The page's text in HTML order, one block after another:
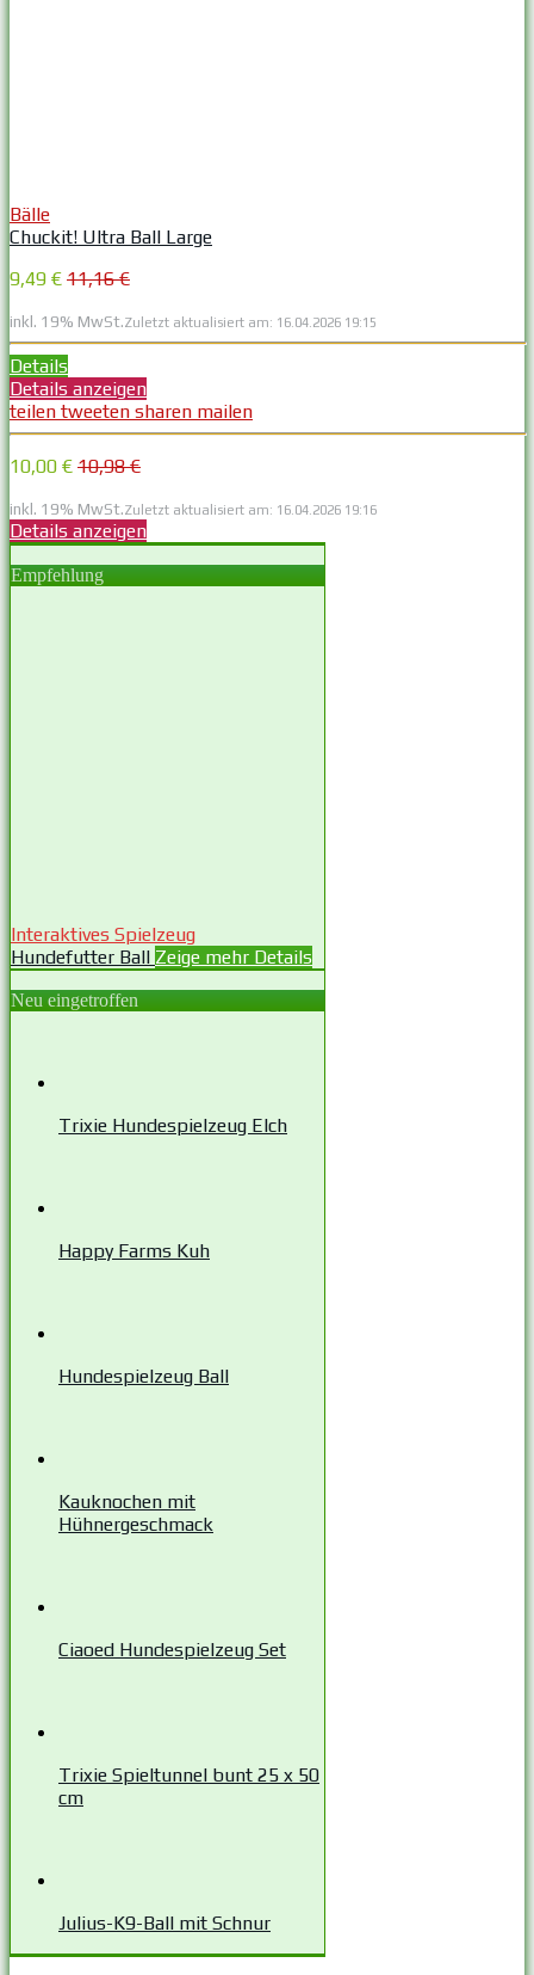
Bälle
Chuckit! Ultra Ball Large
9,49 € 11,16 €
inkl. 19% MwSt.Zuletzt aktualisiert am: 16.04.2026 19:15
Details
Details anzeigen
teilen tweeten sharen mailen
10,00 € 10,98 €
inkl. 19% MwSt.Zuletzt aktualisiert am: 16.04.2026 19:16
Details anzeigen
Empfehlung
Interaktives Spielzeug
Hundefutter Ball Zeige mehr Details
Neu eingetroffen
Trixie Hundespielzeug Elch
Happy Farms Kuh
Hundespielzeug Ball
Kauknochen mit
Hühnergeschmack
Ciaoed Hundespielzeug Set
Trixie Spieltunnel bunt 25 x 50
cm
Julius-K9-Ball mit Schnur